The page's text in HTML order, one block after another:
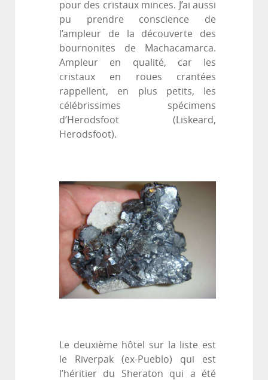
pour des cristaux minces. J’ai aussi
pu prendre conscience de
l’ampleur de la découverte des
bournonites de Machacamarca.
Ampleur en qualité, car les
cristaux en roues crantées
rappellent, en plus petits, les
célébrissimes spécimens
d’Herodsfoot (Liskeard,
Herodsfoot).
Le deuxième hôtel sur la liste est
le Riverpak (ex-Pueblo) qui est
l’héritier du Sheraton qui a été